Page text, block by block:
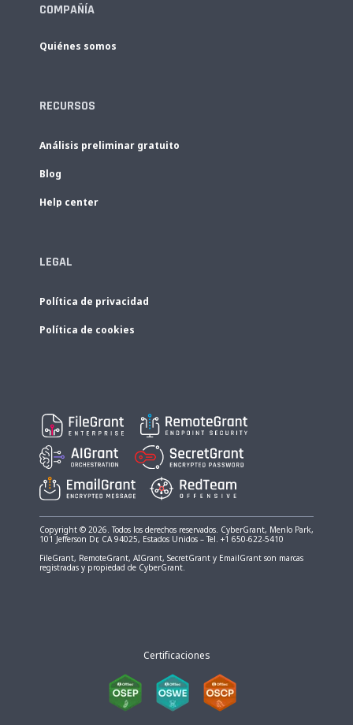
COMPAÑÍA
Quiénes somos
RECURSOS
Análisis preliminar gratuito
Blog
Help center
LEGAL
Política de privacidad
Política de cookies
Copyright © 2026. Todos los derechos reservados. CyberGrant, Menlo Park,
101 Jefferson Dr, CA 94025, Estados Unidos – Tel. +1 650-622-5410
FileGrant, RemoteGrant, AIGrant, SecretGrant y EmailGrant son marcas
registradas y propiedad de CyberGrant.
Certificaciones